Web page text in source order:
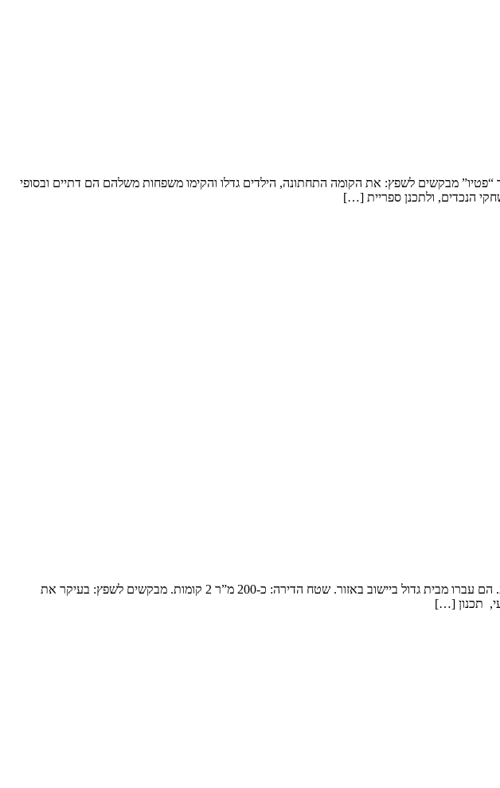
המשפחה: זוג שמארח את 4 הילדים ובני משפחותיהם כל סופ”ש. שטח הדירה: כ- 250 מ”ר וחצר “פטיו” מבקשים לשפץ: את הקומה התחתונה, הילדים גדלו והקימו משפחות משלהם הם דתיים ובסופי
הנכדים, ולתכנן ספריית […]
פנטהואז יוקרתי בנופים המשפחה: זוג שומרי מסורת עם ילד אחד בבית והשאר נשואים עם משפחות ומגיעים בסופי שבוע. הם עברו מבית גדול ביישוב באזור. שטח הדירה: כ-200 מ”ר 2 קומות. מבקשים לשפץ: בעיקר את